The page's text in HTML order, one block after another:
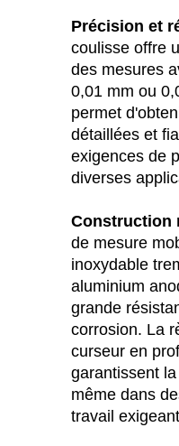
Précision et
coulisse offre
des mesures
0,01 mm ou
permet
détaillées et
exigences de
diverses
Construction
de mesure
inoxydable
aluminium
grande
corrosion. La
curseur en
garantissent
même dans
travail